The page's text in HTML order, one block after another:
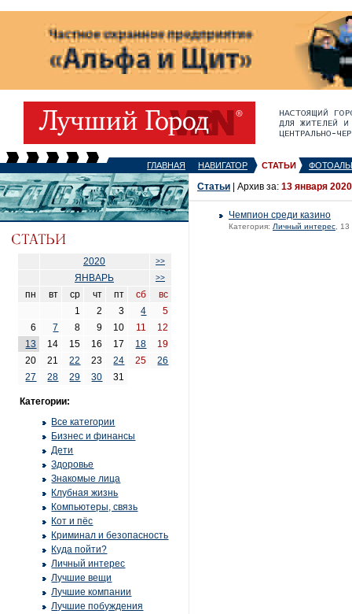
ГЛАВНАЯ НАВИГАТОР СТАТЬИ
2020 >>
ЯНВАРЬ >>
пн вт ср чт пт сб
вс
1
2 3 4
5
6
7 8 9 10 11
12
13
14 15 16 17 18
19
20
21 22 23 24 25
26
27
28 29 30 31
Категории:
Все категории
Бизнес и финансы
Дети
Здоровье
Знакомые лица
Клубная жизнь
Компьютеры, связь
Кот и пёс
Криминал и безопасность
Куда пойти?
Личный интерес
Лучшие вещи
Лучшие компании
Лучшие побуждения
Статьи | Архив за: 13 января
Чемпион среди казино
Категория: Личный интерес ,